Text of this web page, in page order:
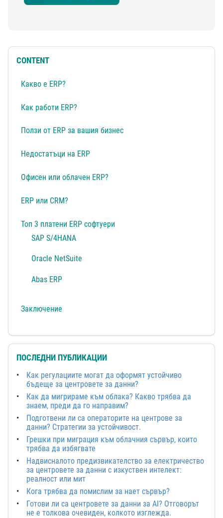
CONTENT
Какво е ERP?
Как работи ERP?
Ползи от ERP за вашия бизнес
Недостатъци на ERP
Офисен или облачен ERP?
ERP или CRM?
Топ 3 платени ERP софтуери
SAP S/4HANA
Oracle NetSuite
Abas ERP
Заключение
ПОСЛЕДНИ ПУБЛИКАЦИИ
Как регулациите могат да оформят устойчиво
бъдеще за центровете за данни?
Как да мигрираме към облака? Какво трябва да
знаем, преди да го направим?
Подготвени ли са операторите на центрове за
данни? Стратегии за устойчивост.
Грешки при миграция към облачния сървър, които
трябва да избягвате
Надвисналото предизвикателство за електричество
за центровете за данни с изкуствен интелект:
реалност или мит
Кога трябва да помислим за нает сървър?
Готови ли са центровете за данни за AI? Отговорът
не е толкова очевиден, колкото изглежда.